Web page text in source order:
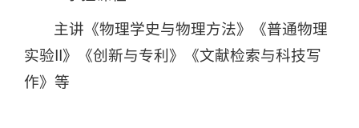
主讲《物理学史与物理方法》《普通物理
实验II》《创新与专利》《文献检索与科技写
作》等